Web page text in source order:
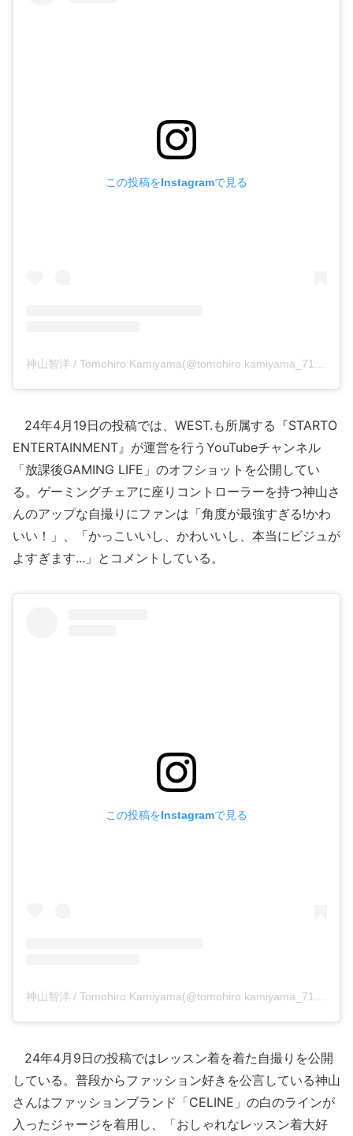
この投稿をInstagramで見る
24年4月19日の投稿では、WEST.も所属する『STARTO
ENTERTAINMENT』が運営を行うYouTubeチャンネル
「放課後GAMING LIFE」のオフショットを公開してい
る。ゲーミングチェアに座りコントローラーを持つ神山さ
んのアップな自撮りにファンは「角度が最強すぎる!かわ
いい！」、「かっこいいし、かわいいし、本当にビジュが
よすぎます...」とコメントしている。
この投稿をInstagramで見る
神山智洋 / Tomohiro Kamiyama(@tomohiro.kamiyama_71)がシェアした投稿
24年4月9日の投稿ではレッスン着を着た自撮りを公開
している。普段からファッション好きを公言している神山
さんはファッションブランド「CELINE」の白のラインが
入ったジャージを着用し、「おしゃれなレッスン着大好